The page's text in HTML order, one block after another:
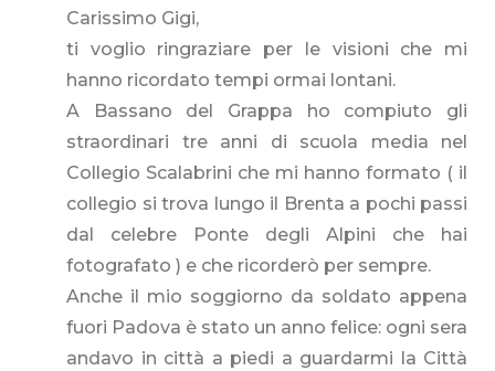
Carissimo Gigi,
ti voglio ringraziare per le visioni che mi
hanno ricordato tempi ormai lontani.
A Bassano del Grappa ho compiuto gli
straordinari tre anni di scuola media nel
Collegio Scalabrini che mi hanno formato ( il
collegio si trova lungo il Brenta a pochi passi
dal celebre Ponte degli Alpini che hai
fotografato ) e che ricorderò per sempre.
Anche il mio soggiorno da soldato appena
fuori Padova è stato un anno felice: ogni sera
andavo in città a piedi a guardarmi la Città